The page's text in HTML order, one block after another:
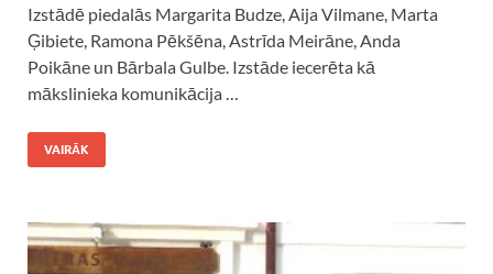
Izstādē piedalās Margarita Budze, Aija Vilmane, Marta
Ģibiete, Ramona Pēkšēna, Astrīda Meirāne, Anda
Poikāne un Bārbala Gulbe. Izstāde iecerēta kā
mākslinieka komunikācija …
VAIRĀK